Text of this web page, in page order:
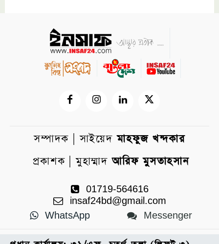
সম্পাদক | সাইয়েদমাহফুজ খন্দকার
প্রকাশক | মুহাম্মাদআরিফ মুসতাহসান
01719-564616
insaf24bd@gmail.com
WhatsApp
Messenger